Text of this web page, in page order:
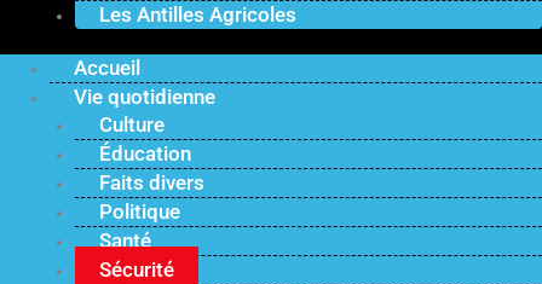
Les Antilles Agricoles
Accueil
Vie quotidienne
Culture
Éducation
Faits divers
Politique
Santé
Sécurité